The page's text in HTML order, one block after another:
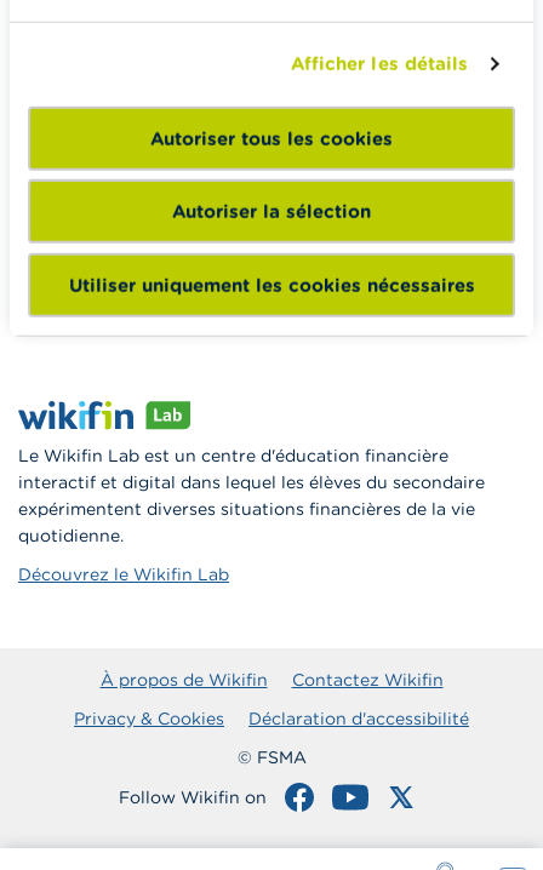
Afficher les détails
Autoriser tous les cookies
Autoriser la sélection
Utiliser uniquement les cookies nécessaires
Wikifin School met gratuitement à disposition des
enseignants du matériel pédagogique varié et des
formations pour les aider à faire de l’éducation financière et
à la consommation responsable en classe.
Le Wikifin Lab est un centre d'éducation financière
interactif et digital dans lequel les élèves du secondaire
expérimentent diverses situations financières de la vie
quotidienne.
Découvrez le Wikifin Lab
À propos de Wikifin
Contactez Wikifin
Privacy & Cookies
Déclaration d'accessibilité
© FSMA
Follow Wikifin on